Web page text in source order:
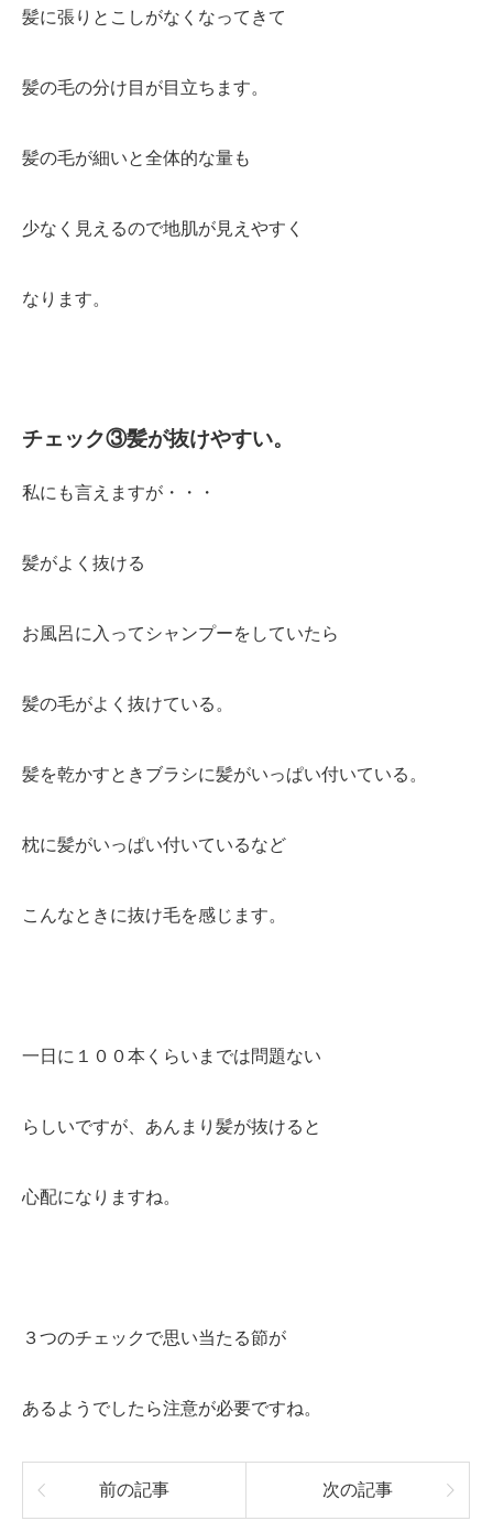
髪に張りとこしがなくなってきて
髪の毛の分け目が目立ちます。
髪の毛が細いと全体的な量も
少なく見えるので地肌が見えやすく
なります。
チェック③髪が抜けやすい。
私にも言えますが・・・
髪がよく抜ける
お風呂に入ってシャンプーをしていたら
髪の毛がよく抜けている。
髪を乾かすときブラシに髪がいっぱい付いている。
枕に髪がいっぱい付いているなど
こんなときに抜け毛を感じます。
一日に１００本くらいまでは問題ない
らしいですが、あんまり髪が抜けると
心配になりますね。
３つのチェックで思い当たる節が
あるようでしたら注意が必要ですね。
前の記事 次の記事